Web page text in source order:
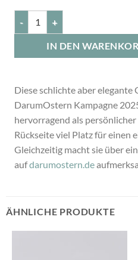
IN DEN
Diese schlichte aber elegante
DarumOstern Kampagne
hervorragend als
Rückseite viel Platz für einen
Gleichzeitig macht sie über
aufdarumostern.de
ÄHNLICHE PRODUKTE